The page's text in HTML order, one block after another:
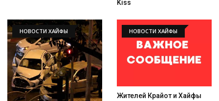
Kiss
НОВОСТИ ХАЙФЫ НОВОСТИ ХАЙФЫ
Жителей Крайот и Хайфы